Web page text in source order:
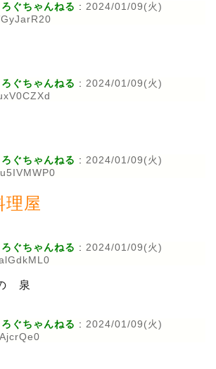
ぐちゃんねる : 2024/01/09(火)
ぐちゃんねる : 2024/01/09(火)
ぐちゃんねる : 2024/01/09(火)
理屋
ぐちゃんねる : 2024/01/09(火)
泉
ぐちゃんねる : 2024/01/09(火)